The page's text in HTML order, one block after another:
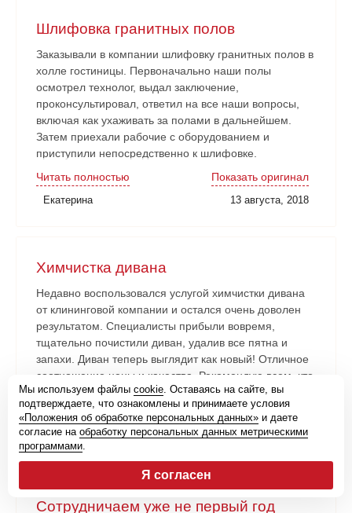
Шлифовка гранитных полов
Заказывали в компании шлифовку гранитных полов в
холле гостиницы. Первоначально наши полы
осмотрел технолог, выдал заключение,
проконсультировал, ответил на все наши вопросы,
включая как ухаживать за полами в дальнейшем.
Затем приехали рабочие с оборудованием и
приступили непосредственно к шлифовке.
наши замечания и пожелания учитывали. Работа
сдана в срок. Очень довольны!
Читать полностью Показать оригинал
Екатерина 13 августа, 2018
Химчистка дивана
Недавно воспользовался услугой химчистки дивана
от клининговой компании и остался очень доволен
результатом. Специалисты прибыли вовремя,
тщательно почистили диван, удалив все пятна и
запахи. Диван теперь выглядит как новый! Отличное
соотношение цены и качества. Рекомендую всем, кто
нуждается в профессиональной химчистке мебели.
Читать полностью
Показать оригинал
Вячеслав Коновалов 30 июля, 2024
Сотрудничаем уже не первый год
Мы используем файлы cookie. Оставаясь на сайте, вы
подтверждаете, что ознакомлены и принимаете условия
«Положения об обработке персональных данных» и даете
согласие на обработку персональных данных метрическими
программами.
Я согласен